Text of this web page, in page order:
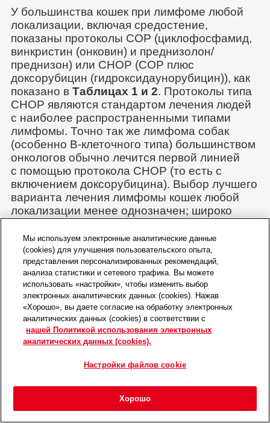
Главная Мероприятия Войти Избранное Меню
У большинства кошек при лимфоме любой
локализации, включая средостение,
показаны протоколы COP (циклофосфамид,
винкристин (онковин) и преднизолон/
преднизон) или CHOP (COP плюс
доксорубицин (гидроксидаунорубицин)), как
показано в Таблицах 1 и 2. Протоколы типа
CHOP являются стандартом лечения людей
с наиболее распространенными типами
лимфомы. Точно так же лимфома собак
(особенно В-клеточного типа) большинством
онкологов обычно лечится первой линией
с помощью протокола CHOP (то есть с
включением доксорубицина). Выбор лучшего
варианта лечения лимфомы кошек любой
локализации менее однозначен; широко
и в большинстве исследований
значительного преимущества CHOP перед
COP не выявлено. Кроме того, у кошек
доксорубицин в качестве монотерапии
по сравнению с собаками, по-видимому,
менее эффективен и часто вызывает
нефротоксическое действие. Учитывая
предрасположенность стареющих кошек к
хроническим заболеваниям почек
при составлении плана лечения.
1
13, 16,
Мы используем электронные аналитические данные
(cookies) для улучшения пользовательского опыта,
представления персонализированных рекомендаций,
анализа статистики и сетевого трафика. Вы можете
использовать «настройки», чтобы изменить выбор
электронных аналитических данных (cookies). Нажав
«Хорошо», вы даете согласие на обработку электронных
аналитических данных (cookies) в соответствии с
нашей Политикой использования электронных
аналитических данных (cookies).
Настройки файлов cookie
Хорошо